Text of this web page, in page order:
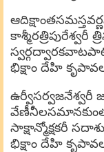
కాశ్మీరత్రిపురేశ్వరీ
భిక్షాం దేహి
సాక్షాన్మోక్షకరీ
భిక్షాం దేహి